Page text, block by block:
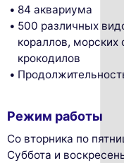
84 аквариума
500 различных
кораллов, морских
крокодилов
Режим работы
Со вторника по
Суббота и